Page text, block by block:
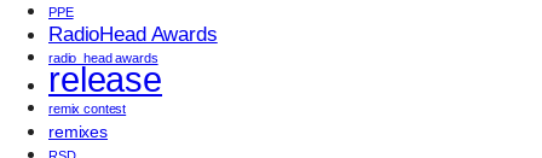
PPE
RadioHead Awards
radio_head awards
release
remix contest
remixes
RSD